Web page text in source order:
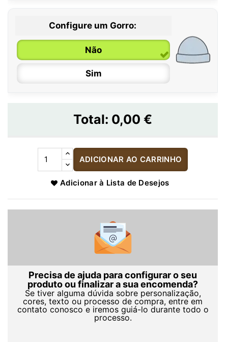
Configure um Gorro:
Não
Sim
Total: 0,00 €
ADICIONAR AO CARRINHO
Adicionar à Lista de Desejos
Precisa de ajuda para configurar o seu
produto ou finalizar a sua encomenda?
Se tiver alguma dúvida sobre personalização,
cores, texto ou processo de compra, entre em
contato conosco e iremos guiá-lo durante todo o
processo.